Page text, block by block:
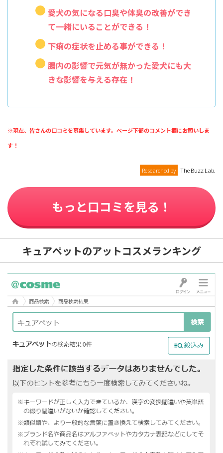
愛犬の気になる口臭や体臭の改善ができ
て一緒にいることができる！
下痢の症状を止める事ができる！
腸内の影響で元気が無かった愛犬にも大
きな影響を与える存在！
※現在、皆さんの口コミを募集しています。ページ下部のコメント欄にお願いしま
す！
Researched by The Buzz Lab.
もっと口コミを見る！
キュアペットのアットコスメランキング